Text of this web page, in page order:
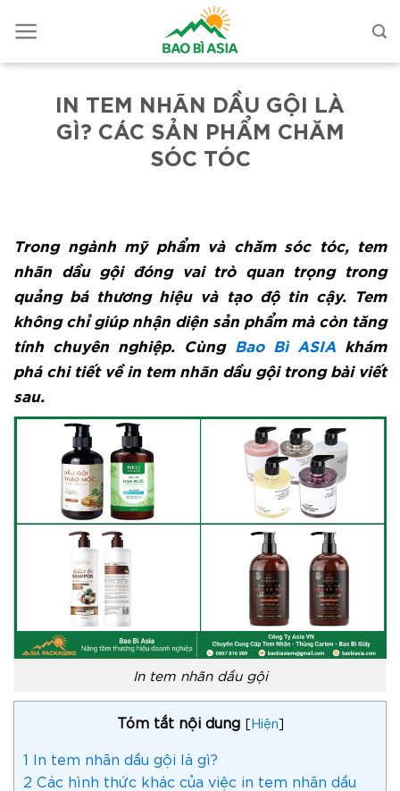
IN TEM NHÃN DẦU GỘI LÀ
GÌ? CÁC SẢN PHẨM CHĂM
SÓC TÓC
Trong ngành mỹ phẩm và chăm sóc tóc, tem
nhãn dầu gội đóng vai trò quan trọng trong
quảng bá thương hiệu và tạo độ tin cậy. Tem
không chỉ giúp nhận diện sản phẩm mà còn tăng
tính chuyên nghiệp. Cùng Bao Bì ASIAkhám
phá chi tiết về in tem nhãn dầu gội trong bài viết
sau.
In tem nhãn dầu gội
Tóm tắt nội dung [Hiện]
1 In tem nhãn dầu gội là gì?
2 Các hình thức khác của việc in tem nhãn dầu